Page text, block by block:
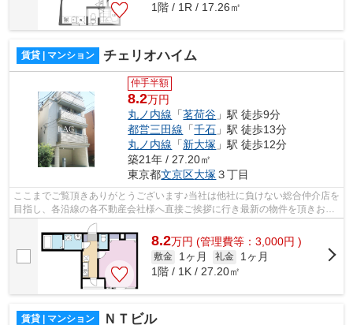
1階 / 1R / 17.26㎡
賃貸 | マンション チェリオハイム
仲手半額
8.2万円
丸ノ内線 「茗荷谷 」駅 徒歩9分
都営三田線 「千石 」駅 徒歩13分
丸ノ内線 「新大塚 」駅 徒歩12分
築21年 / 27.20㎡
東京都文京区大塚 ３丁目
ここまでご覧頂きありがとうございます♪当社は他社に負けない総合仲介店を
目指し、各沿線の各不動産会社様へ直接ご挨拶に行き最新の物件を頂きお客
様へ提供しております！最新の情報は...
8.2万円 (管理費等：3,000円 )
敷金 1ヶ月 礼金
1ヶ月
1階 / 1K / 27.20㎡
賃貸 | マンション ＮＴビル